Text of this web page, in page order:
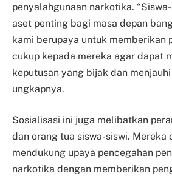
penyalahgunaan narkotika.
aset penting bagi masa depan
kami berupaya untuk memberikan
cukup kepada mereka agar dapat
keputusan yang bijak dan
ungkapnya.
Sosialisasi ini juga melibatkan
dan orang tua siswa-siswi. Mereka
mendukung upaya pencegahan
narkotika dengan memberikan